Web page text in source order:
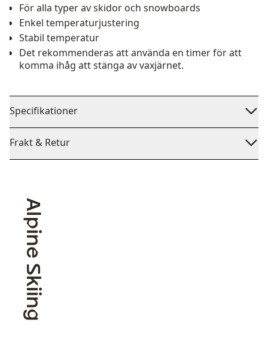
För alla typer av skidor och snowboards
Enkel temperaturjustering
Stabil temperatur
Det rekommenderas att använda en timer för att
komma ihåg att stänga av vaxjärnet.
Specifikationer
Frakt & Retur
Alpine Skiing